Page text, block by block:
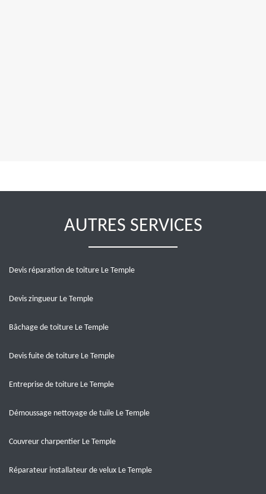
AUTRES SERVICES
Devis réparation de toiture Le Temple
Devis zingueur Le Temple
Bâchage de toiture Le Temple
Devis fuite de toiture Le Temple
Entreprise de toiture Le Temple
Démoussage nettoyage de tuile Le Temple
Couvreur charpentier Le Temple
Réparateur installateur de velux Le Temple